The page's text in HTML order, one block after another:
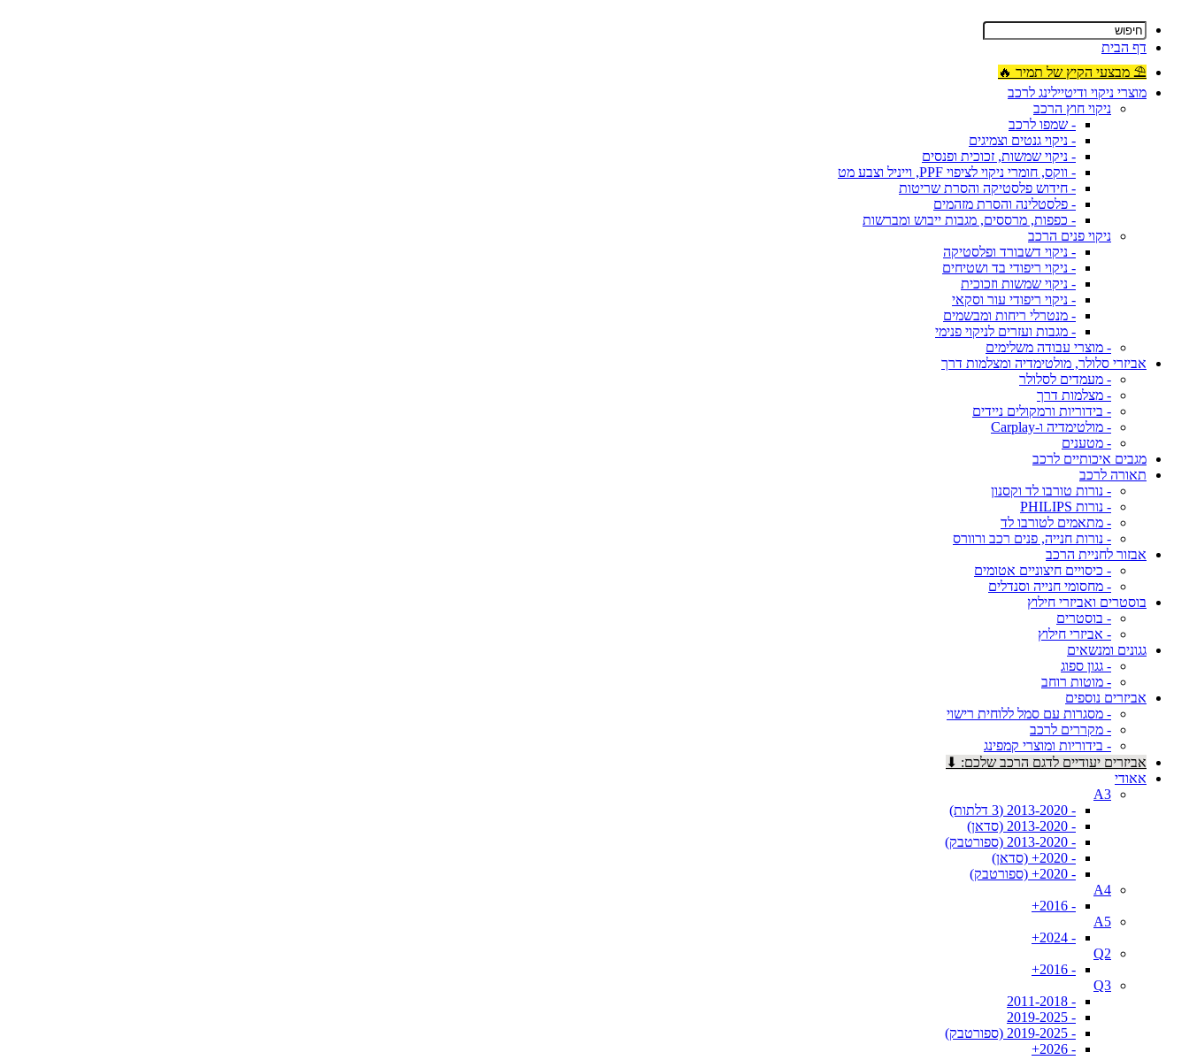
דף הבית
⛱ מבצעי הקיץ של תמיר 🔥
מוצרי ניקוי ודיטיילינג לרכב
ניקוי חוץ הרכב
- שמפו לרכב
- ניקוי גנטים וצמיגים
- ניקוי שמשות, זכוכית ופנסים
- ווקס, חומרי ניקוי לציפוי PPF, וייניל וצבע מט
- חידוש פלסטיקה והסרת שריטות
- פלסטלינה והסרת מזהמים
- כפפות, מרססים, מגבות ייבוש ומברשות
ניקוי פנים הרכב
- ניקוי דשבורד ופלסטיקה
- ניקוי ריפודי בד ושטיחים
- ניקוי שמשות וזכוכית
- ניקוי ריפודי עור וסקאי
- מנטרלי ריחות ומבשמים
- מגבות ועזרים לניקוי פנימי
- מוצרי עבודה משלימים
אביזרי סלולר, מולטימדיה ומצלמות דרך
- מעמדים לסלולר
- מצלמות דרך
- בידוריות ורמקולים ניידים
- מולטימדיה ו-Carplay
- מטענים
מגבים איכותיים לרכב
תאורה לרכב
- נורות טורבו לד וקסנון
- נורות PHILIPS
- מתאמים לטורבו לד
- נורות חנייה, פנים רכב ורוורס
אבזור לחניית הרכב
- כיסויים חיצוניים אטומים
- מחסומי חנייה וסנדלים
בוסטרים ואביזרי חילוץ
- בוסטרים
- אביזרי חילוץ
גגונים ומנשאים
- גגון ספוג
- מוטות רוחב
אביזרים נוספים
- מסגרות עם סמל ללוחית רישוי
- מקררים לרכב
- בידוריות ומוצרי קמפינג
אביזרים יעודיים לדגם הרכב שלכם: ⬇
אאודי
A3
- 2013-2020 (3 דלתות)
- 2013-2020 (סדאן)
- 2013-2020 (ספורטבק)
- 2020+ (סדאן)
- 2020+ (ספורטבק)
A4
- 2016+
A5
- 2024+
Q2
- 2016+
Q3
- 2011-2018
- 2019-2025
- 2019-2025 (ספורטבק)
- 2026+